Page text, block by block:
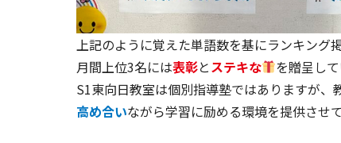
上記のように覚えた単語数を基にランキング掲
月間上位3名には表彰とステキな
を贈呈し
S1東向日教室は個別指導塾ではありますが、
高め合いながら学習に励める環境を提供させ